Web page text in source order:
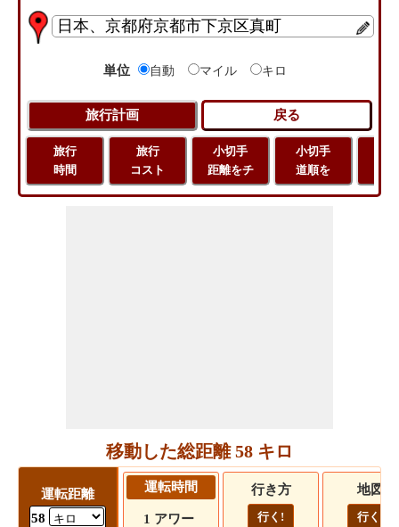
単位 自動 マイル キロ
旅行
時間
旅行
コスト
小切手
距離をチ
小切手
道順を
移動した総距離 58 キロ
運転距離
58
運転時間
1 アワー
行き方
行く!
地図
行く!